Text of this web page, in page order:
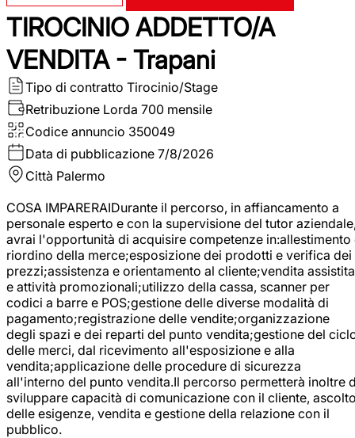
TIROCINIO ADDETTO/A
VENDITA - Trapani
Tipo di contratto Tirocinio/Stage
Retribuzione Lorda 700 mensile
Codice annuncio 350049
Data di pubblicazione 7/8/2026
Città Palermo
COSA IMPARERAIDurante il percorso, in affiancamento a
personale esperto e con la supervisione del tutor
avrai l'opportunità di acquisire competenze in:allestimento
riordino della merce;esposizione dei prodotti e verifica dei
prezzi;assistenza e orientamento al cliente;vendita assistita
e attività promozionali;utilizzo della cassa, scanner per
codici a barre e POS;gestione delle diverse modalità di
pagamento;registrazione delle vendite;organizzazione
degli spazi e dei reparti del punto vendita;gestione del
delle merci, dal ricevimento all'esposizione e alla
vendita;applicazione delle procedure di sicurezza
all'interno del punto vendita.Il percorso permetterà inoltre
sviluppare capacità di comunicazione con il cliente,
delle esigenze, vendita e gestione della relazione con il
pubblico.